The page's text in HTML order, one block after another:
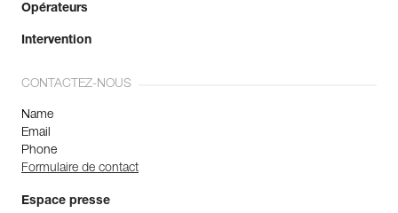
Opérateurs
Intervention
CONTACTEZ-NOUS
Name
Email
Phone
Formulaire de contact
Espace presse